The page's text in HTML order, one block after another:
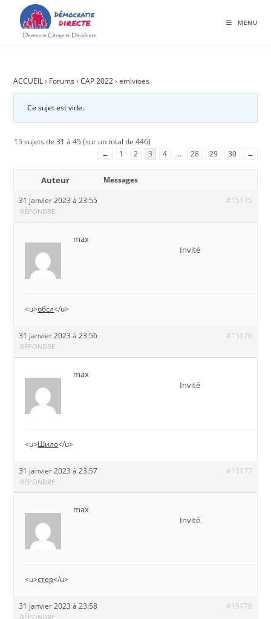
MENU
ACCUEIL › Forums › CAP 2022 › emlvioes
Ce sujet est vide.
15 sujets de 31 à 45 (sur un total de 446)
←
1 2 3 4 … 28 29 30 →
Auteur
Messages
31 janvier 2023 à 23:55
#15175
RÉPONDRE
max
Invité
<u>обсл</u>
31 janvier 2023 à 23:56 #15176
RÉPONDRE
max
Invité
<u>Шило</u>
31 janvier 2023 à 23:57 #15177
RÉPONDRE
max
Invité
<u>стер</u>
31 janvier 2023 à 23:58 #15178
RÉPONDRE